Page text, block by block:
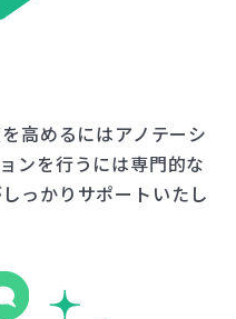
高めるにはアノテーシ
ンを行うには専門的な
っかりサポートいたし